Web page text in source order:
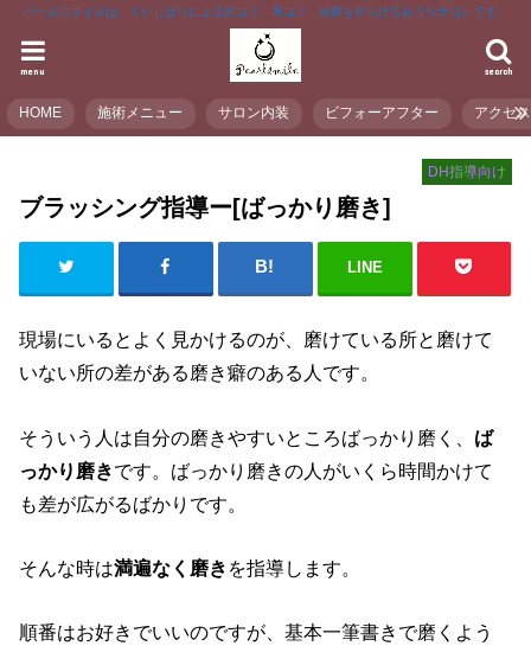
パールスマイルは、くいしばりによる顔コリ、首コリ、頭痛を和らげるおうちサロンです。
search
menu
HOME 施術メニュー サロン内装 ビフォーアフター アクセス
DH指導向け
ブラッシング指導ー[ばっかり磨き]
LINE
現場にいるとよく見かけるのが、磨けている所と磨けて
いない所の差がある磨き癖のある人です。
そういう人は自分の磨きやすいところばっかり磨く、 ば
っかり磨きです。ばっかり磨きの人がいくら時間かけて
も差が広がるばかりです。
そんな時は満遍なく磨き を指導します。
順番はお好きでいいのですが、基本一筆書きで磨くよう